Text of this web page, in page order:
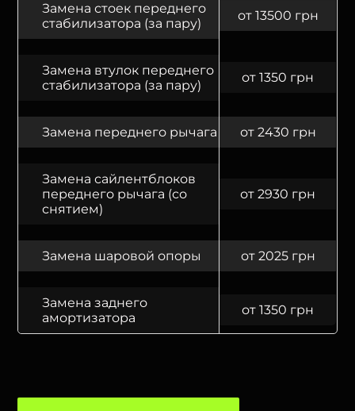
Замена стоек переднего
стабилизатора (за пару)
от 13500 грн
Замена втулок переднего
стабилизатора (за пару)
от 1350 грн
Замена переднего рычага от 2430 грн
Замена сайлентблоков
переднего рычага (со
снятием)
от 2930 грн
Замена шаровой опоры от 2025 грн
Замена заднего
амортизатора
от 1350 грн